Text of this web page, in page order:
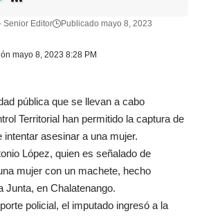
mayo 8, 2023 8:28 PM
Senior Editor
Publicado mayo 8, 2023
pública que se llevan a cabo
Territorial han permitido la captura de
intentar asesinar a una mujer.
López, quien es señalado de
mujer con un machete, hecho
Junta, en Chalatenango.
policial, el imputado ingresó a la